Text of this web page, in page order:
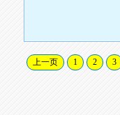
上一页 1 2 3